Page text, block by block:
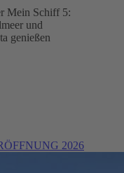
Mein Schiff 5:
und
genießen
2026